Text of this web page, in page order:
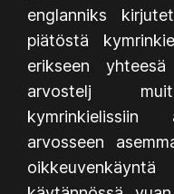
englanniks
piätöstä
erikseen
arvostelj
kymrinkielissiin
arvosseen